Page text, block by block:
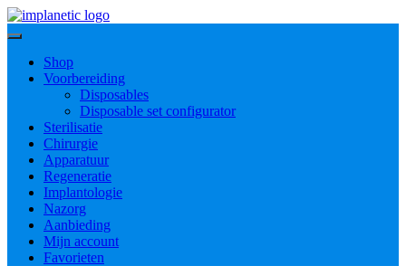
Ga
naar
Shop
Voorbereiding
Disposables
Disposable set configurator
Sterilisatie
Chirurgie
Apparatuur
Regeneratie
Implantologie
Nazorg
Aanbieding
Mijn account
Favorieten